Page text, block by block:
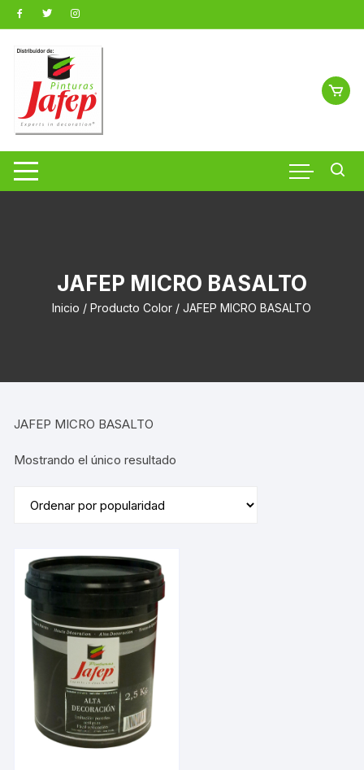
Saltar
al
contenido
JAFEP MICRO BASALTO
Inicio / Producto Color / JAFEP MICRO BASALTO
JAFEP MICRO BASALTO
Mostrando el único resultado